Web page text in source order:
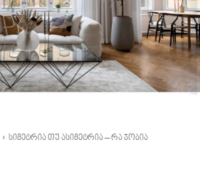
სიმეტრია თუ ასიმეტრია – რა ჯობია